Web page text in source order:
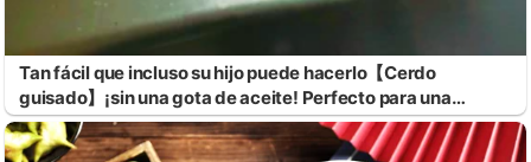
Tan fácil que incluso su hijo puede hacerlo【Cerdo
guisado】¡sin una gota de aceite! Perfecto para una
comida festiva.